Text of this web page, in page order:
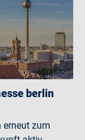
berlin
erneut zum